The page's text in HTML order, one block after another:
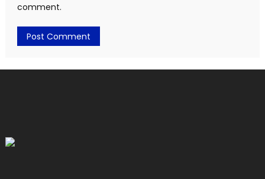
comment.